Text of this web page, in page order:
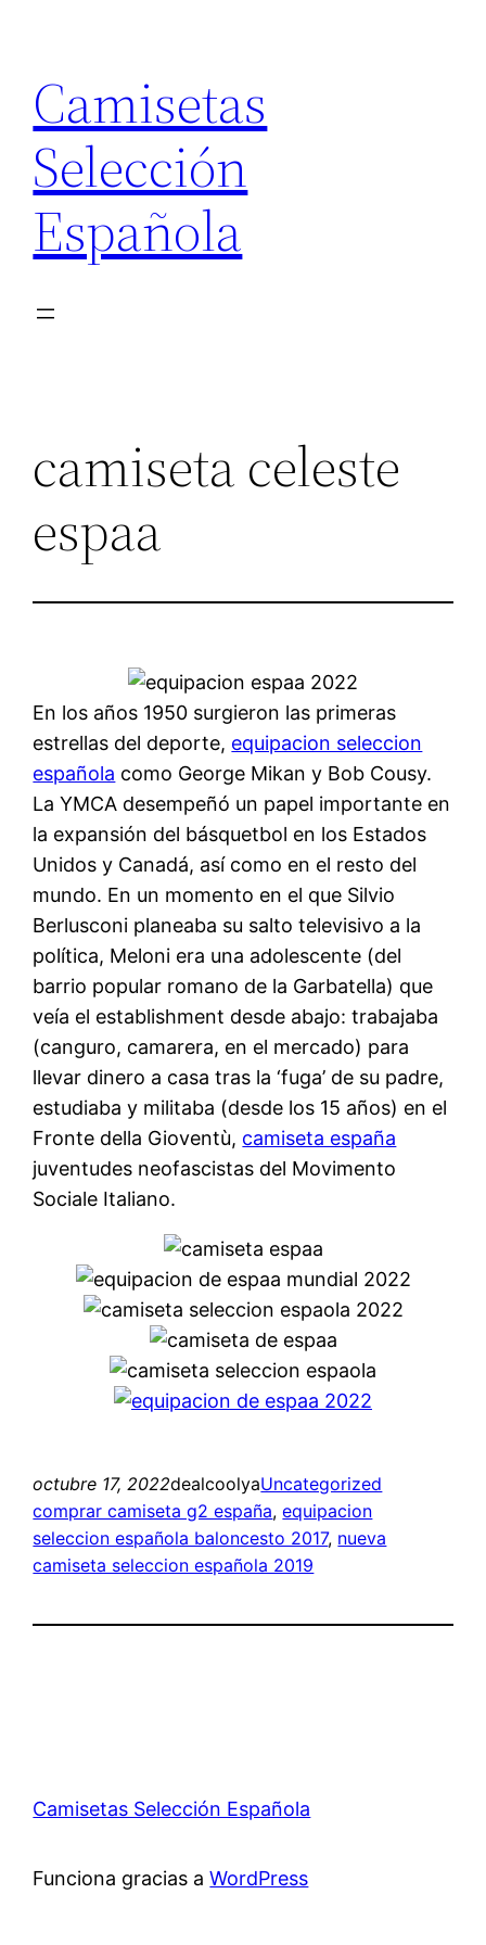
contenido
Camisetas
Selección
Española
camiseta celeste
espaa
En los años 1950 surgieron las primeras
estrellas del deporte, equipacion seleccion
española como George Mikan y Bob Cousy.
La YMCA desempeñó un papel importante en
la expansión del básquetbol en los Estados
Unidos y Canadá, así como en el resto del
mundo. En un momento en el que Silvio
Berlusconi planeaba su salto televisivo a la
política, Meloni era una adolescente (del
barrio popular romano de la Garbatella) que
veía el establishment desde abajo: trabajaba
(canguro, camarera, en el mercado) para
llevar dinero a casa tras la ‘fuga’ de su padre,
estudiaba y militaba (desde los 15 años) en el
Fronte della Gioventù, camiseta españa
juventudes neofascistas del Movimento
Sociale Italiano.
octubre 17, 2022dealcoolyaUncategorized
comprar camiseta g2 españa, equipacion
seleccion española baloncesto 2017, nueva
camiseta seleccion española 2019
Camisetas Selección Española
Funciona gracias aWordPress